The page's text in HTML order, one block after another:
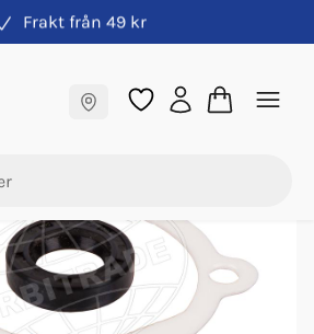
Frakt från 49 kr
pris online & i butik